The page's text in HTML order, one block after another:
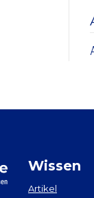
Wissen
Artikel